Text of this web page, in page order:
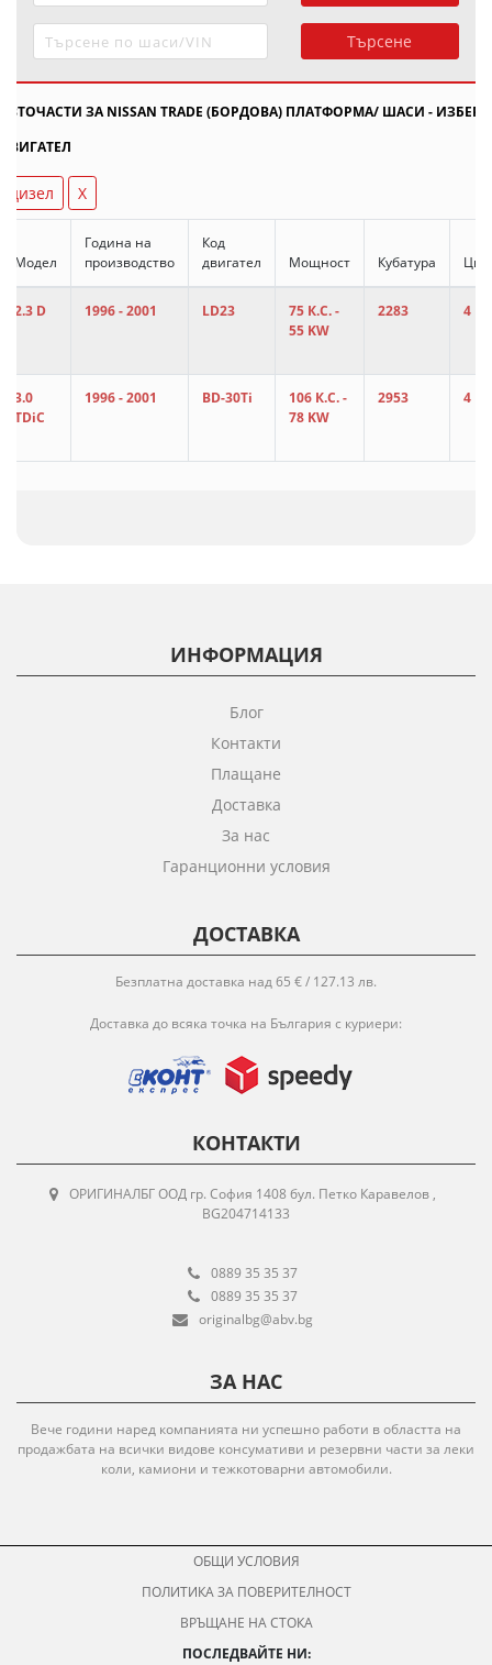
Търсене
АВТОЧАСТИ ЗА NISSAN TRADE (БОРДОВА) ПЛАТФОРМА/ ШАСИ - ИЗБЕРИ
ДВИГАТЕЛ
дизел X
Модел
Година на
производство
Код
двигател
Мощност Кубатура
2.3 D 1996 - 2001 LD23
75 К.С. -
55 KW
2283 4
3.0
TDiC
1996 - 2001 BD-30Ti
106 К.С. -
78 KW
2953 4
ИНФОРМАЦИЯ
Блог
Контакти
Плащане
Доставка
За нас
Гаранционни условия
ДОСТАВКА
Безплатна доставка над 65 € / 127.13 лв.
Доставка до всяка точка на България с куриери:
КОНТАКТИ
ОРИГИНАЛБГ ООД гр. София 1408 бул. Петко Каравелов ,
BG204714133
0889 35 35 37
0889 35 35 37
originalbg@abv.bg
ЗА НАС
Вече години наред компанията ни успешно работи в областта на
продажбата на всички видове консумативи и резервни части за леки
коли, камиони и тежкотоварни автомобили.
ОБЩИ УСЛОВИЯ
ПОЛИТИКА ЗА ПОВЕРИТЕЛНОСТ
ВРЪЩАНЕ НА СТОКА
ПОСЛЕДВАЙТЕ НИ: